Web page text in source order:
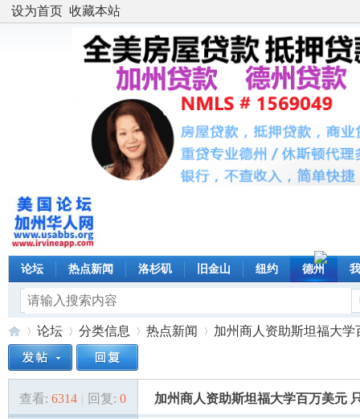
设为首页 收藏本站
论坛 热点新闻 洛杉矶 旧金山 纽约 德州
美»
论坛
›
分类信息 热点新闻
›
加州商人资助斯坦福大
查看: 6314 | 回复: 0 加州商人资助斯坦福大学百万美元